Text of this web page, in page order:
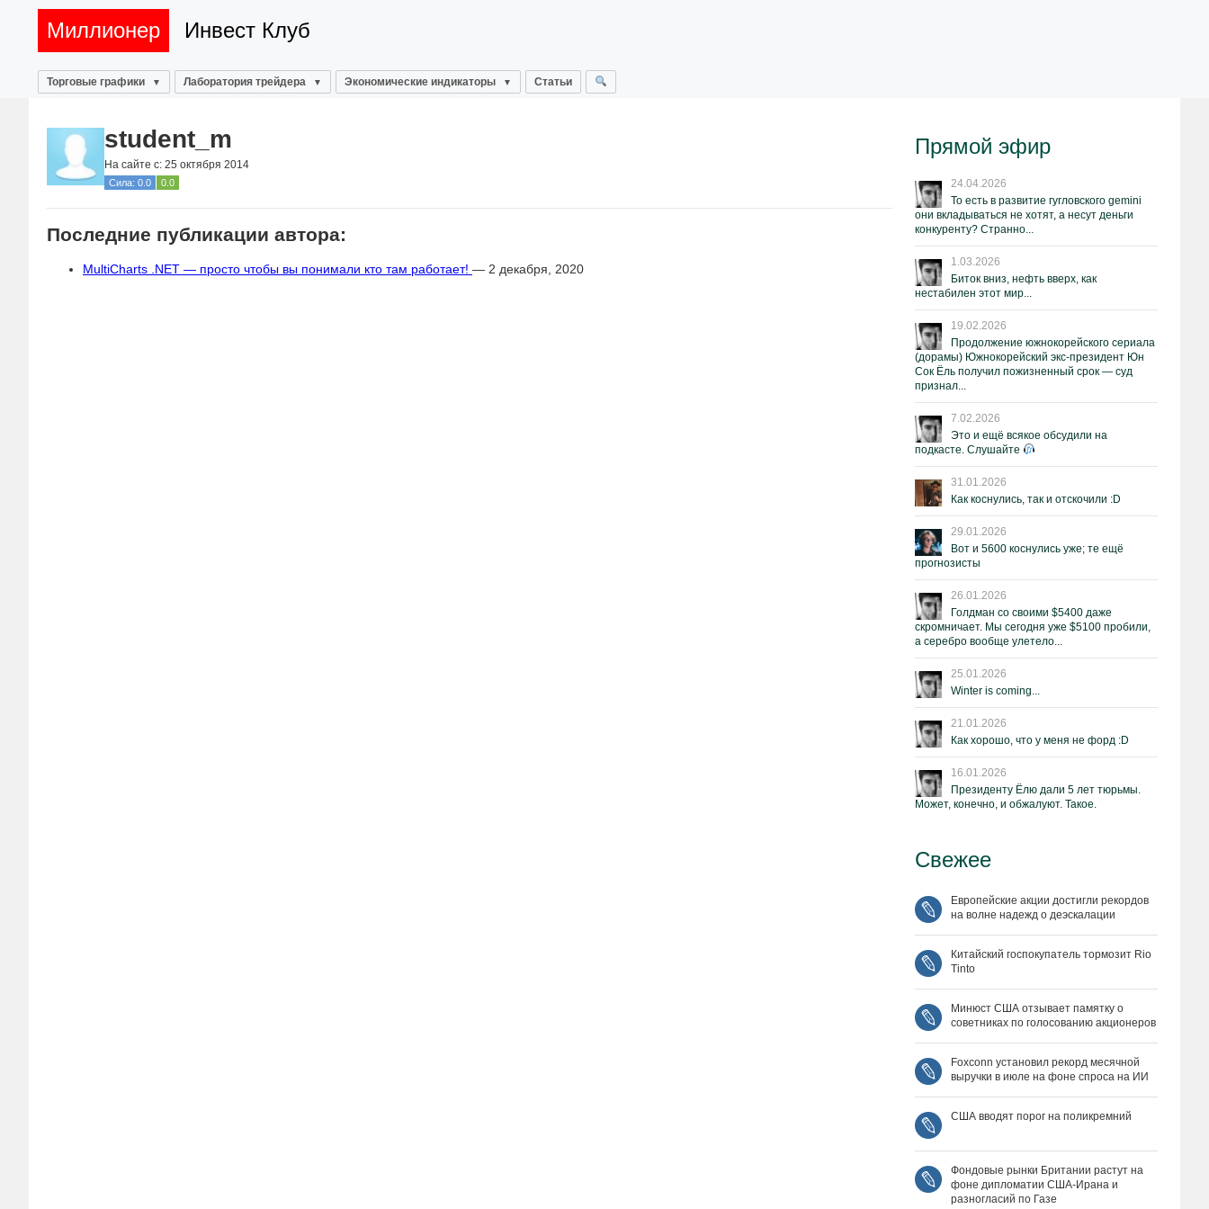
Миллионер Инвест Клуб
Торговые графики Лаборатория трейдера Экономические индикаторы Статьи
student_m
На сайте с: 25 октября 2014
Сила: 0.0 0.0
Последние публикации автора:
MultiCharts .NET — просто чтобы вы понимали кто там работает! — 2 декабря, 2020
Прямой эфир
24.04.2026
То есть в развитие гугловского gemini
они вкладываться не хотят, а несут деньги
конкуренту? Странно...
1.03.2026
Биток вниз, нефть вверх, как
нестабилен этот мир...
19.02.2026
Продолжение южнокорейского сериала
(дорамы) Южнокорейский экс-президент Юн
Сок Ёль получил пожизненный срок — суд
признал...
7.02.2026
Это и ещё всякое обсудили на
подкасте. Слушайте
31.01.2026
Как коснулись, так и отскочили :D
29.01.2026
Вот и 5600 коснулись уже; те ещё
прогнозисты
26.01.2026
Голдман со своими $5400 даже
скромничает. Мы сегодня уже $5100 пробили,
а серебро вообще улетело...
25.01.2026
Winter is coming...
21.01.2026
Как хорошо, что у меня не форд :D
16.01.2026
Президенту Ёлю дали 5 лет тюрьмы.
Может, конечно, и обжалуют. Такое.
Свежее
Европейские акции достигли рекордов
на волне надежд о деэскалации
Китайский госпокупатель тормозит Rio
Tinto
Минюст США отзывает памятку о
советниках по голосованию акционеров
Foxconn установил рекорд месячной
выручки в июле на фоне спроса на ИИ
США вводят порог на поликремний
Фондовые рынки Британии растут на
фоне дипломатии США‑Ирана и
разногласий по Газе